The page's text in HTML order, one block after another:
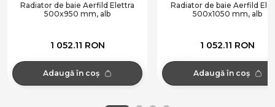
Radiator de baie Aerfild Elettra
500x950 mm, alb
1 052.11 RON
Adaugă în coș
Radiator de baie Aerfild
500x1050 mm, alb
1 052.11 RON
Adaugă în coș